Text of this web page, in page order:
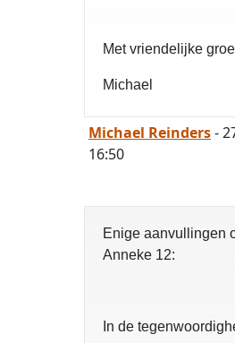
Met vriendelijke
Michael
Michael Reinders-
16:50
Enige aanvullingen
Anneke 12:
In de